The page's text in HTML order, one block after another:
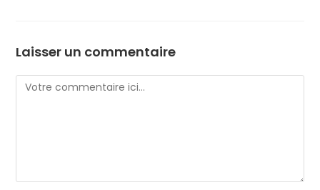
Laisser un commentaire
Comment